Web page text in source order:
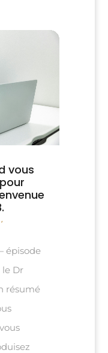
vous
,
épisode
le Dr
résumé